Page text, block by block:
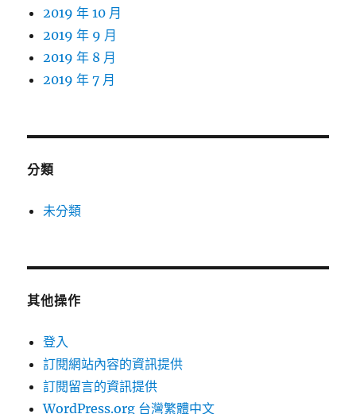
2019 年 10 月
2019 年 9 月
2019 年 8 月
2019 年 7 月
分類
未分類
其他操作
登入
訂閱網站內容的資訊提供
訂閱留言的資訊提供
WordPress.org 台灣繁體中文